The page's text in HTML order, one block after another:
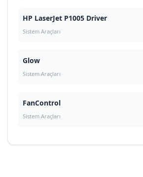
HP LaserJet P1005 Driver
Sistem Araçları
Glow
Sistem Araçları
FanControl
Sistem Araçları